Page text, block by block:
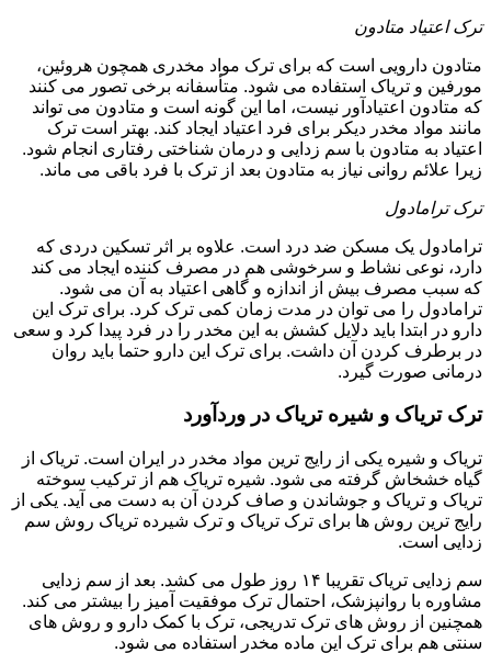
ترک اعتیاد متادون
متادون دارویی است که برای ترک مواد مخدری همچون هروئین،
مورفین و تریاک استفاده می شود. متأسفانه برخی تصور می کنند
که متادون اعتیادآور نیست، اما این گونه است و متادون می تواند
مانند مواد مخدر دیکر برای فرد اعتیاد ایجاد کند. بهتر است ترک
اعتیاد به متادون با سم زدایی و درمان شناختی رفتاری انجام شود.
زیرا علائم روانی نیاز به متادون بعد از ترک با فرد باقی می ماند.
ترک ترامادول
ترامادول یک مسکن ضد درد است. علاوه بر اثر تسکین دردی که
دارد، نوعی نشاط و سرخوشی هم در مصرف کننده ایجاد می کند
که سبب مصرف بیش از اندازه و گاهی اعتیاد به آن می شود.
ترامادول را می توان در مدت زمان کمی ترک کرد. برای ترک این
دارو در ابتدا باید دلایل کشش به این مخدر را در فرد پیدا کرد و سعی
در برطرف کردن آن داشت. برای ترک این دارو حتما باید روان
درمانی صورت گیرد.
ترک تریاک و شیره تریاک در وردآورد
تریاک و شیره یکی از رایج ترین مواد مخدر در ایران است. تریاک از
گیاه خشخاش گرفته می شود. شیره تریاک هم از ترکیب سوخته
تریاک و تریاک و جوشاندن و صاف کردن آن به دست می آید. یکی از
رایج ترین روش ها برای ترک تریاک و ترک شیرده تریاک روش سم
زدایی است.
سم زدایی تریاک تقریبا ۱۴ روز طول می کشد. بعد از سم زدایی
مشاوره با روانپزشک، احتمال ترک موفقیت آمیز را بیشتر می کند.
همچنین از روش های ترک تدریجی، ترک با کمک دارو و روش های
سنتی هم برای ترک این ماده مخدر استفاده می شود.